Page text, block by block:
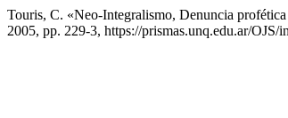
Touris, C. «Neo-Integralismo, Denuncia
2005, pp. 229-3, https://prismas.unq.edu.ar/